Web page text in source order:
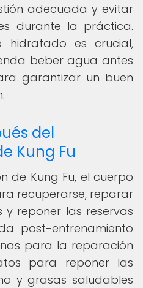
adecuada y evitar
durante la práctica.
hidratado es crucial,
beber agua antes
garantizar un buen
del
Kung Fu
de Kung Fu, el cuerpo
recuperarse, reparar
y reponer las reservas
post-entrenamiento
para la reparación
para reponer las
y grasas saludables